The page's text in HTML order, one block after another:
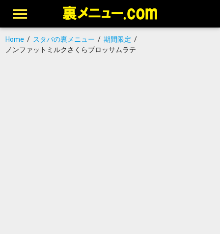
Home/ スタバの裏メニュー / 期間限定 /
ノンファットミルクさくらブロッサムラテ